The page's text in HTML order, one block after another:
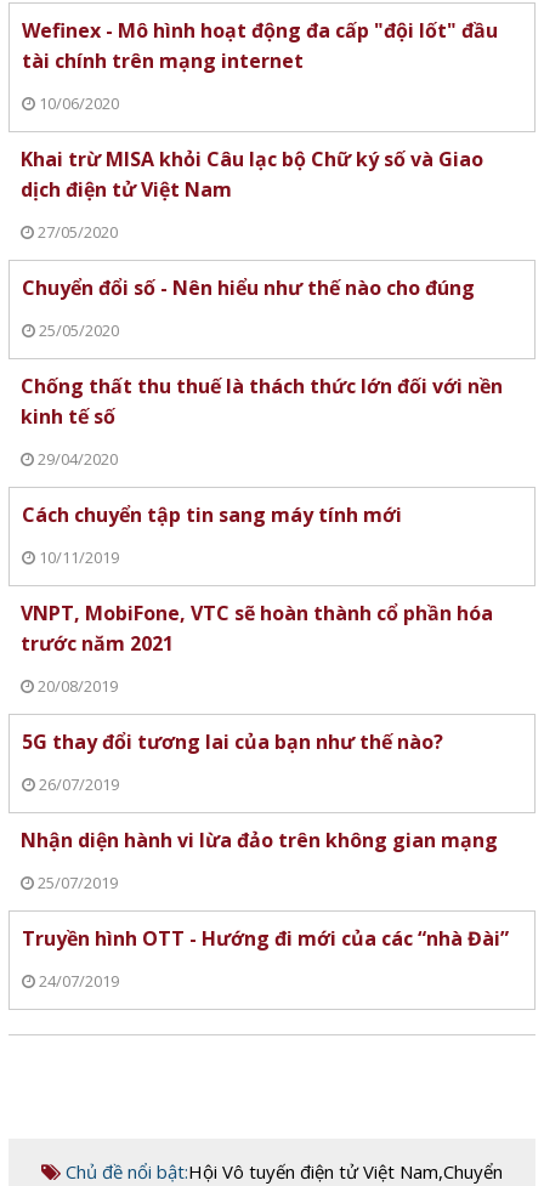
Wefinex - Mô hình hoạt động đa cấp "đội lốt" đầu
tài chính trên mạng internet
10/06/2020
Khai trừ MISA khỏi Câu lạc bộ Chữ ký số và Giao
dịch điện tử Việt Nam
27/05/2020
Chuyển đổi số - Nên hiểu như thế nào cho đúng
25/05/2020
Chống thất thu thuế là thách thức lớn đối với nền
kinh tế số
29/04/2020
Cách chuyển tập tin sang máy tính mới
10/11/2019
VNPT, MobiFone, VTC sẽ hoàn thành cổ phần hóa
trước năm 2021
20/08/2019
5G thay đổi tương lai của bạn như thế nào?
26/07/2019
Nhận diện hành vi lừa đảo trên không gian mạng
25/07/2019
Truyền hình OTT - Hướng đi mới của các “nhà Đài”
24/07/2019
Chủ đề nổi bật:Hội Vô tuyến điện tử Việt Nam,Chuyển